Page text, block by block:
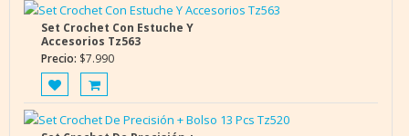
Set Crochet Con Estuche Y
Accesorios Tz563
Precio: $7.990